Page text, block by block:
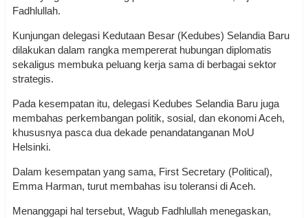
Fadhlullah.
Kunjungan delegasi Kedutaan Besar (Kedubes) Selandia Baru
dilakukan dalam rangka mempererat hubungan diplomatis
sekaligus membuka peluang kerja sama di berbagai sektor
strategis.
Pada kesempatan itu, delegasi Kedubes Selandia Baru juga
membahas perkembangan politik, sosial, dan ekonomi Aceh,
khususnya pasca dua dekade penandatanganan MoU
Helsinki.
Dalam kesempatan yang sama, First Secretary (Political),
Emma Harman, turut membahas isu toleransi di Aceh.
Menanggapi hal tersebut, Wagub Fadhlullah menegaskan,